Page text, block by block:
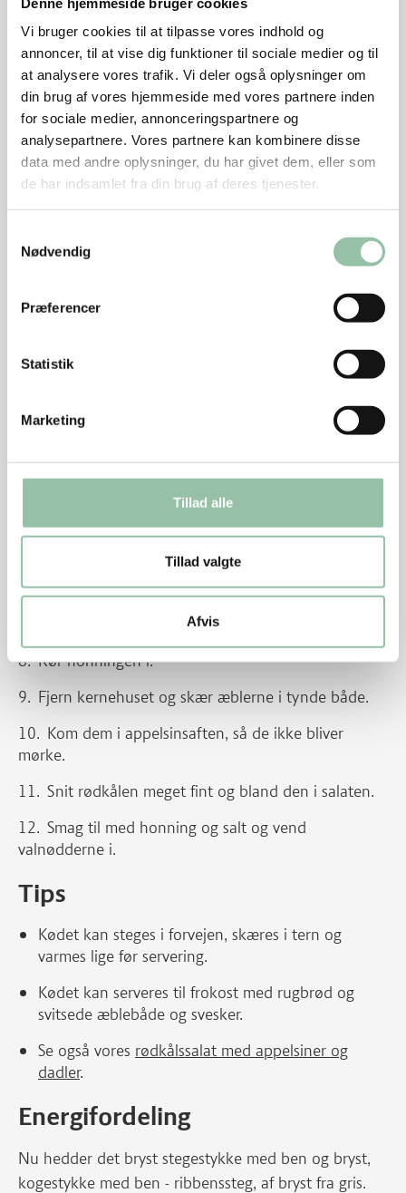
Vi bruger cookies til at tilpasse vores indhold og
annoncer, til at vise dig funktioner til sociale medier og til
at analysere vores trafik. Vi deler også oplysninger om
din brug af vores hjemmeside med vores partnere inden
for sociale medier, annonceringspartnere og
analysepartnere. Vores partnere kan kombinere disse
data med andre oplysninger, du har givet dem, eller som
de har indsamlet fra din brug af deres tjenester.
Nødvendig
Præferencer
Statistik
Marketing
Tillad alle
Tillad valgte
Afvis
2½ time, til kødet er mørt og sværen sprød.
Kødet skæres i tern ved servering.
Si skyen og skum fedtet af.
Jævn saucen med hvedemel rystet ud i vand eller
majsstivelse udrørt i vand.
Smag til med salt.
Tilsæt evt. kulør.
Kartofler
Skær abrikoserne i strimler og kom dem i en skål.
Skær skallen og den hvide hinde af med en skarp
kniv.
Skær appelsinfileterne ud med en skarp kniv.
Gør det over skålen, så saften bliver opsamlet.
Lad fileterne falde ned i skålen, efterhånden som
de bliver skåret af.
Vrid de tomme appelsinhinder for saft.
Rør honningen i.
Fjern kernehuset og skær æblerne i tynde både.
Kom dem i appelsinsaften, så de ikke bliver
mørke.
Snit rødkålen meget fint og bland den i salaten.
Smag til med honning og salt og vend
valnødderne i.
Tips
Kødet kan steges i forvejen, skæres i tern og
varmes lige før servering.
Kødet kan serveres til frokost med rugbrød og
svitsede æblebåde og svesker.
Se også vores rødkålssalat med appelsiner og
dadler.
Energifordeling
Nu hedder det bryst stegestykke med ben og bryst,
kogestykke med ben - ribbenssteg, af bryst fra gris.